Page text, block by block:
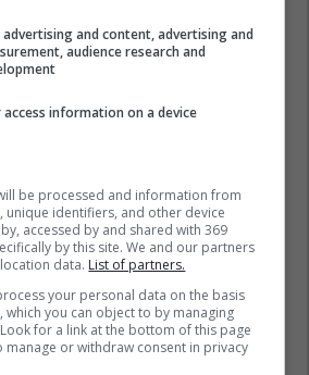
advertising and content, advertising and
audience research and
information on a device
be processed and information from
unique identifiers, and other device
accessed by and shared with 369
by this site. We and our partners
data. List of partners.
your personal data on the basis
which you can object to by managing
for a link at the bottom of this page
manage or withdraw consent in privacy